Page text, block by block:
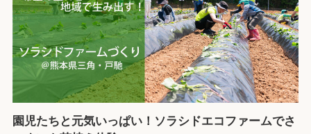
園児たちと元気いっぱい！ソラシドエコファームでさ